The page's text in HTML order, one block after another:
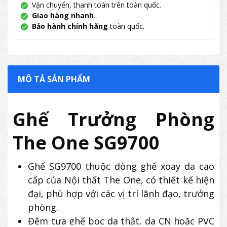
Vận chuyển, thanh toán trên toàn quốc.
Giao hàng nhanh.
Bảo hành chính hãng toàn quốc.
MÔ TẢ SẢN PHẨM
Ghế Trưởng Phòng
The One SG9700
Ghế SG9700 thuộc dòng ghế xoay da cao
cấp của Nội thất The One, có thiết kế hiện
đại, phù hợp với các vị trí lãnh đạo, trưởng
phòng.
Đệm tựa ghế bọc da thật, da CN hoặc PVC